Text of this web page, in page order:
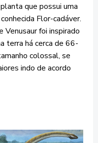
que possui uma
Flor-cadáver.
Venusaur foi inspirado
terra há cerca de 66-
colossal, se
indo de acordo